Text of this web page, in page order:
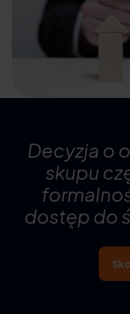
Decyzja o
skupu
dostęp do